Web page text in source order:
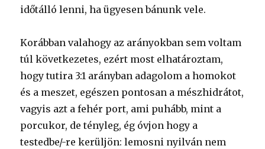
időtálló lenni, ha ügyesen bánunk vele.
Korábban valahogy az arányokban sem voltam
túl következetes, ezért most elhatároztam,
hogy tutira 3:1 arányban adagolom a homokot
és a meszet, egészen pontosan a mészhidrátot,
vagyis azt a fehér port, ami puhább, mint a
porcukor, de tényleg, ég óvjon hogy a
testedbe/-re kerüljön: lemosni nyilván nem